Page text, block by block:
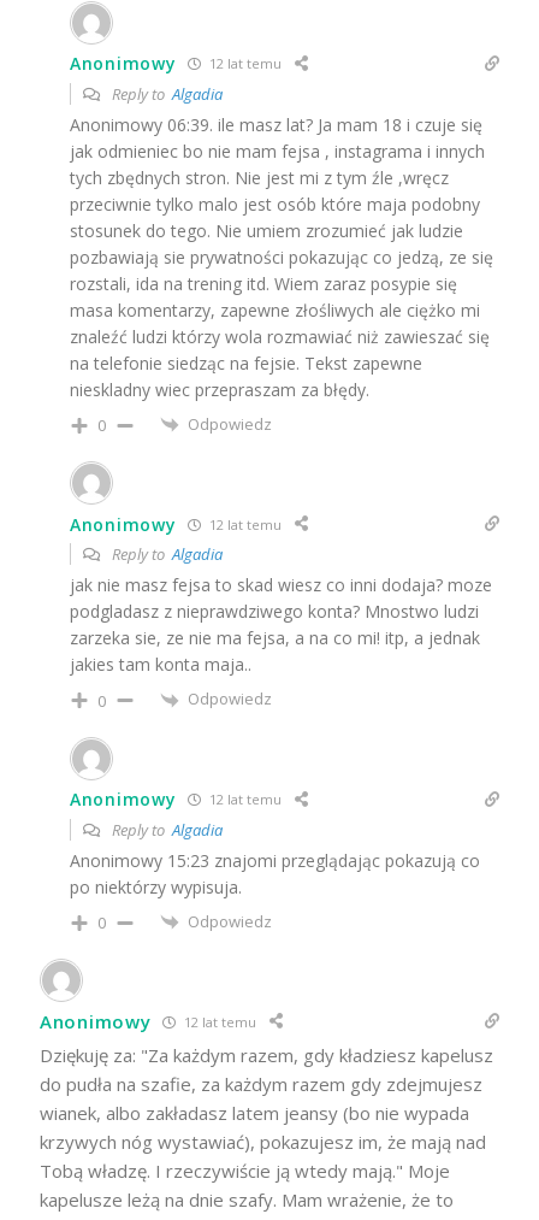
Anonimowy 12 lat temu
Reply toAlgadia
Anonimowy 06:39. ile masz lat? Ja mam 18 i czuje się
jak odmieniec bo nie mam fejsa , instagrama i innych
tych zbędnych stron. Nie jest mi z tym źle ,wręcz
przeciwnie tylko malo jest osób które maja podobny
stosunek do tego. Nie umiem zrozumieć jak ludzie
pozbawiają sie prywatności pokazując co jedzą, ze się
rozstali, ida na trening itd. Wiem zaraz posypie się
masa komentarzy, zapewne złośliwych ale ciężko mi
znaleźć ludzi którzy wola rozmawiać niż zawieszać się
na telefonie siedząc na fejsie. Tekst zapewne
nieskladny wiec przepraszam za błędy.
0 Odpowiedz
Anonimowy 12 lat temu
Reply toAlgadia
jak nie masz fejsa to skad wiesz co inni dodaja? moze
podgladasz z nieprawdziwego konta? Mnostwo ludzi
zarzeka sie, ze nie ma fejsa, a na co mi! itp, a jednak
jakies tam konta maja..
0 Odpowiedz
Anonimowy 12 lat temu
Reply toAlgadia
Anonimowy 15:23 znajomi przeglądając pokazują co
po niektórzy wypisuja.
0 Odpowiedz
Anonimowy 12 lat temu
Dziękuję za: "Za każdym razem, gdy kładziesz kapelusz
do pudła na szafie, za każdym razem gdy zdejmujesz
wianek, albo zakładasz latem jeansy (bo nie wypada
krzywych nóg wystawiać), pokazujesz im, że mają nad
Tobą władzę. I rzeczywiście ją wtedy mają." Moje
kapelusze leżą na dnie szafy. Mam wrażenie, że to